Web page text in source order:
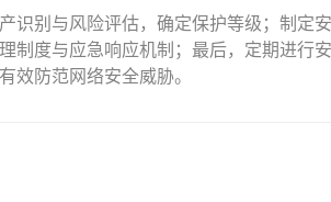
识别与风险评估，确定保护等级；制定
制度与应急响应机制；最后，定期进行
效防范网络安全威胁。